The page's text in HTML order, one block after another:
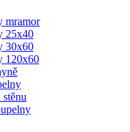
mramor
25x40
30x60
120x60